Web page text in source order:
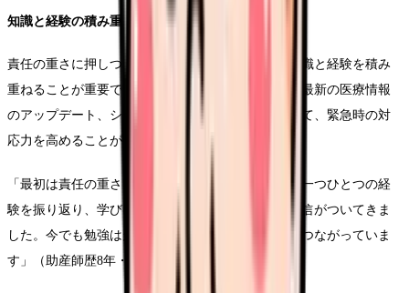
知識と経験の積み重ねによる自信の構築
責任の重さに押しつぶされないためには、十分な知識と経験を積み
重ねることが重要です。定期的な勉強会への参加や最新の医療情報
のアップデート、シミュレーション訓練などを通じて、緊急時の対
応力を高めることが自信につながります。
「最初は責任の重さに押しつぶされそうでしたが、一つひとつの経
験を振り返り、学びに変えていくことで少しずつ自信がついてきま
した。今でも勉強は欠かさず、それが私の安心感につながっていま
す」（助産師歴8年・Fさん）